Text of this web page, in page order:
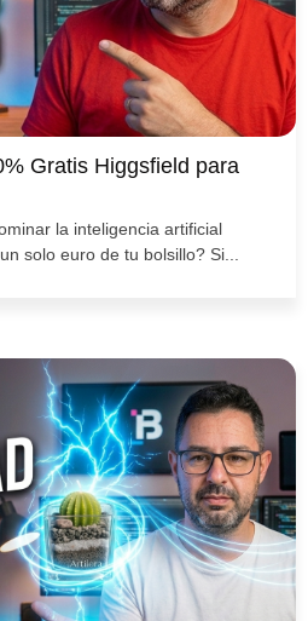
Gratis Higgsfield para
la inteligencia artificial
solo euro de tu bolsillo? Si...